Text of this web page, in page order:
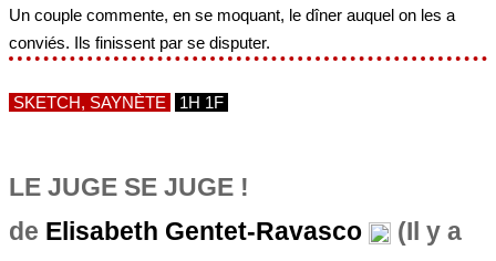
Un couple commente, en se moquant, le dîner auquel on les a
conviés. Ils finissent par se disputer.
SKETCH, SAYNÈTE 1H 1F
LE JUGE SE JUGE !
de Elisabeth Gentet-Ravasco
(Il y a